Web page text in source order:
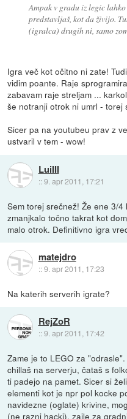
Ampak v gradu iz legic
predstavljaš, kot da živijo.
(igralca) drugih ni, samo
Igra več kot očitno ni zate!
vidim poante. Raje
zabavam raje streljam ...
še notranji otrok ni umrl - torej
Sicer pa na youtubeu prav z
ustvaril v tem - wow!
LuiIII
::9. apr 2011, 17:21
Sem torej srečnež! Že ene 3/
zmanjkalo točno takrat kot
malo otrok. Definitivno igra
matejdro
::9. apr 2011, 17:23
Na katerih serverih igrate?
RejZoR
::9. apr 2011, 17:42
Zame je to LEGO za
chillaš na serverju, čataš s
ti padejo na pamet. Sicer si
elementi kot je npr pol kocke
navidezne (oglate) krivine,
(ne razni hacki), zajle za